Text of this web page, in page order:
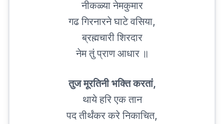
नीकळ्या नेमकुमार
गढ गिरनारने घाटे वसिया,
ब्रह्मचारी शिरदार
नेम तुं प्राण आधार ॥
तुज मूरतिनी भक्ति करतां,
थाये हरि एक तान
पद तीर्थंकर करे निकाचित,